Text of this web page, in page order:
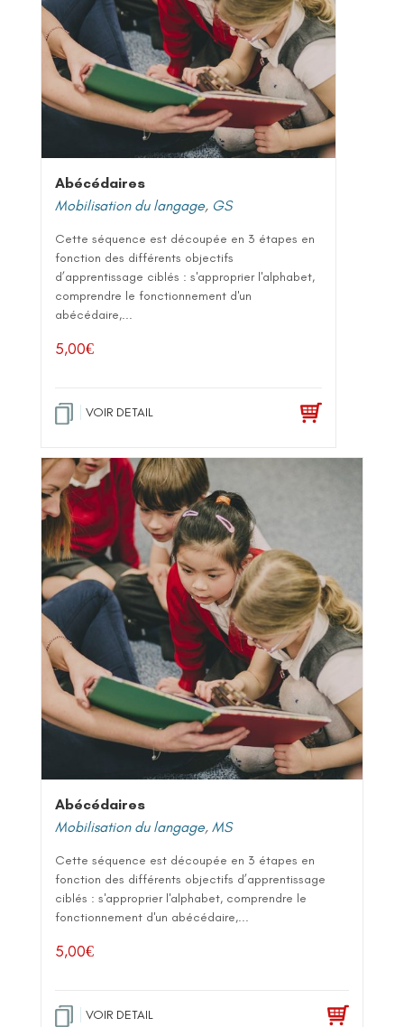
Abécédaires
Mobilisation du langage, GS
Cette séquence est découpée en 3 étapes en
fonction des différents objectifs
d’apprentissage ciblés : s'approprier l'alphabet,
comprendre le fonctionnement d'un
abécédaire,...
5,00€
VOIR DETAIL
Abécédaires
Mobilisation du langage, MS
Cette séquence est découpée en 3 étapes en
fonction des différents objectifs d’apprentissage
ciblés : s'approprier l'alphabet, comprendre le
fonctionnement d'un abécédaire,...
5,00€
VOIR DETAIL